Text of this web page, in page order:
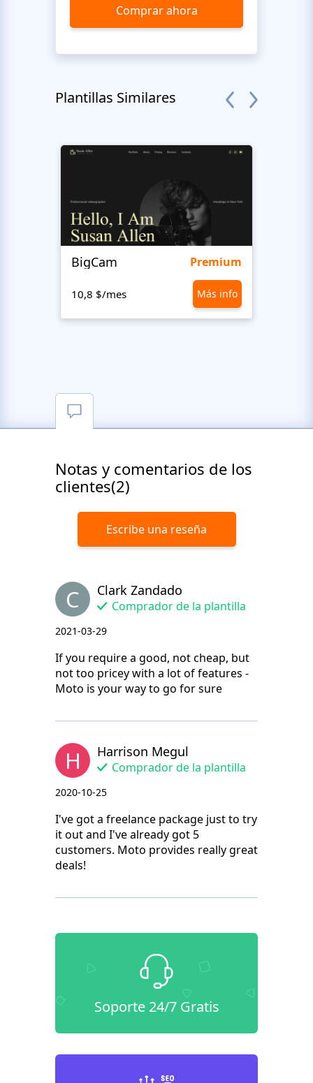
Comprar ahora
Plantillas Similares
BigCam Premium
10,8 $/mes Más info
Notas y comentarios de los
clientes(2)
Escribe una reseña
C Clark Zandado
Comprador de la plantilla
2021-03-29
If you require a good, not cheap, but
not too pricey with a lot of features -
Moto is your way to go for sure
H Harrison Megul
Comprador de la plantilla
2020-10-25
I've got a freelance package just to try
it out and I've already got 5
customers. Moto provides really great
deals!
Soporte 24/7 Gratis